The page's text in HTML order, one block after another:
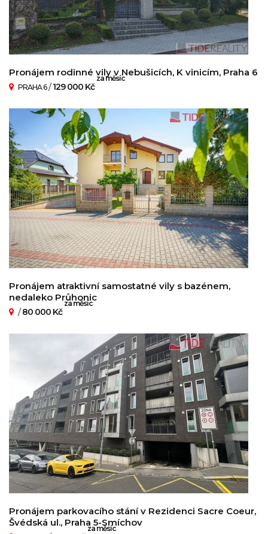
Pronájem rodinné vily v Nebušicích, K vinicím, Praha 6
PRAHA 6/129 000 Kč
za měsíc
Pronájem atraktivní samostatné vily s bazénem,
nedaleko Průhonic
/80 000 Kč
za měsíc
Pronájem parkovacího stání v Rezidenci Sacre Coeur,
Švédská ul., Praha 5-Smíchov
za měsíc